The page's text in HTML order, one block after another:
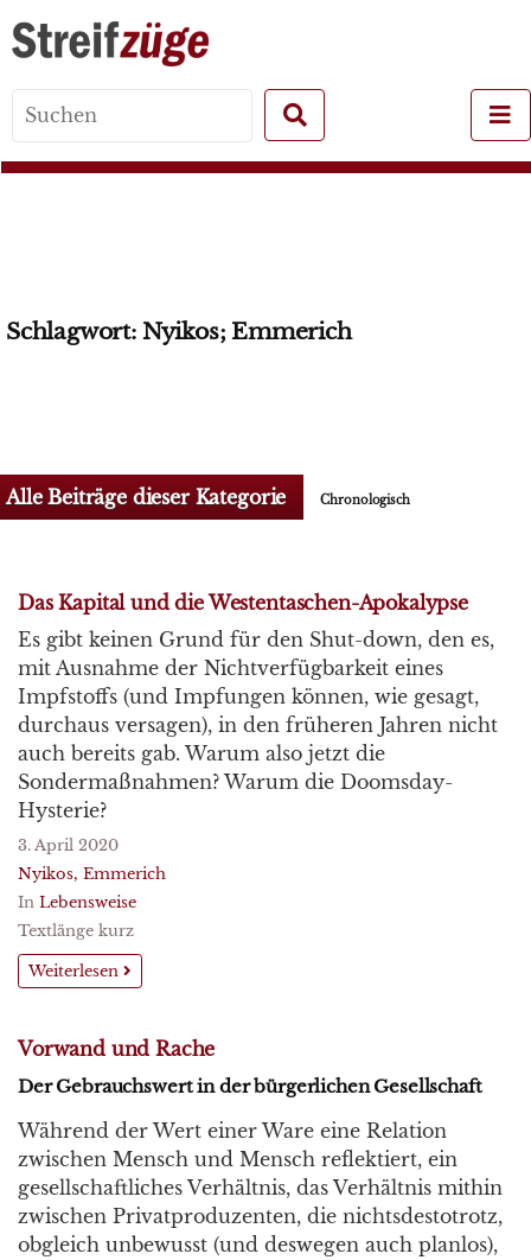
for:
Schlagwort: Nyikos; Emmerich
Alle Beiträge dieser Kategorie Chronologisch
Das Kapital und die Westentaschen-Apokalypse
Es gibt keinen Grund für den Shut-down, den es,
mit Ausnahme der Nichtverfügbarkeit eines
Impfstoffs (und Impfungen können, wie gesagt,
durchaus versagen), in den früheren Jahren nicht
auch bereits gab. Warum also jetzt die
Sondermaßnahmen? Warum die Doomsday-
Hysterie?
3. April 2020
Nyikos, Emmerich
In Lebensweise
Textlänge kurz
Weiterlesen
Vorwand und Rache
Der Gebrauchswert in der bürgerlichen Gesellschaft
Während der Wert einer Ware eine Relation
zwischen Mensch und Mensch reflektiert, ein
gesellschaftliches Verhältnis, das Verhältnis mithin
zwischen Privatproduzenten, die nichtsdestotrotz,
obgleich unbewusst (und deswegen auch planlos),